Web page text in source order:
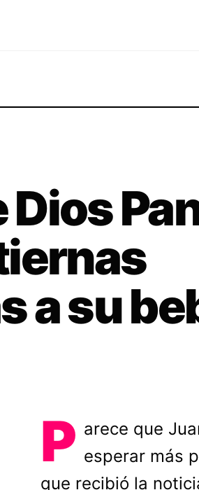
Dios
a su
P arece que
esperar más
que recibió la